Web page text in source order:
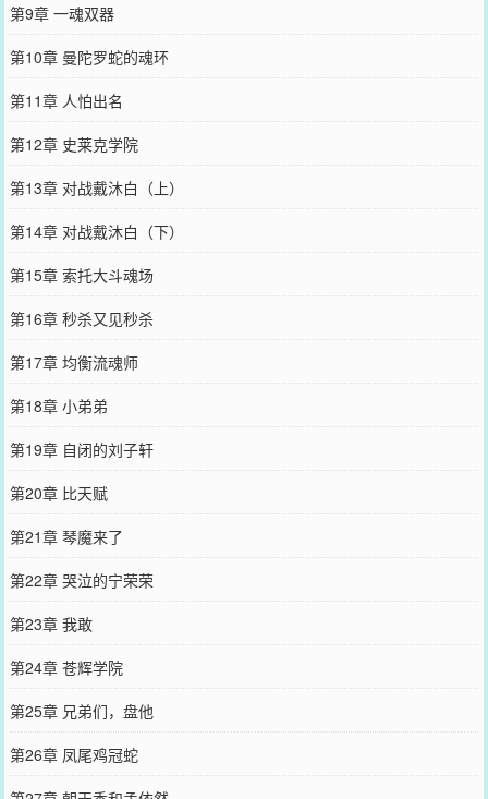
第9章 一魂双器
第10章 曼陀罗蛇的魂环
第11章 人怕出名
第12章 史莱克学院
第13章 对战戴沐白（上）
第14章 对战戴沐白（下）
第15章 索托大斗魂场
第16章 秒杀又见秒杀
第17章 均衡流魂师
第18章 小弟弟
第19章 自闭的刘子轩
第20章 比天赋
第21章 琴魔来了
第22章 哭泣的宁荣荣
第23章 我敢
第24章 苍辉学院
第25章 兄弟们，盘他
第26章 凤尾鸡冠蛇